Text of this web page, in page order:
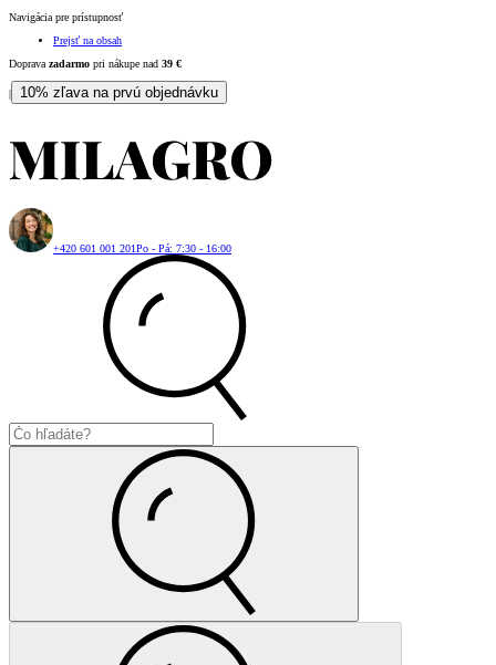
Navigácia pre prístupnosť
Prejsť na obsah
Doprava zadarmo pri nákupe nad 39 €
| 10% zľava na prvú objednávku
+420 601 001 201Po - Pá: 7:30 - 16:00